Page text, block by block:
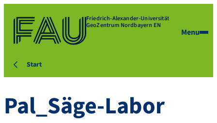
Friedrich-Alexander-Universität
GeoZentrum Nordbayern EN
Menu
Start
Pal_Säge-Labor